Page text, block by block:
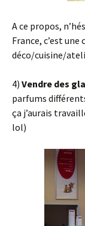
A ce propos,
France, c’est
déco/cuisine/
4) Vendre des
parfums
ça j’aurais
lol)